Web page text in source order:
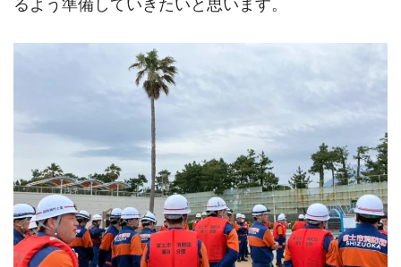
るよう準備していきたいと思います。